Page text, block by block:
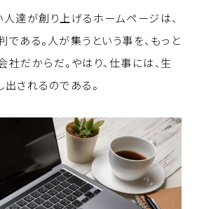
人達が創り上げるホームページは、
ある。人が集うという事を、もっと
だからだ。やはり、仕事には、生
されるのである。